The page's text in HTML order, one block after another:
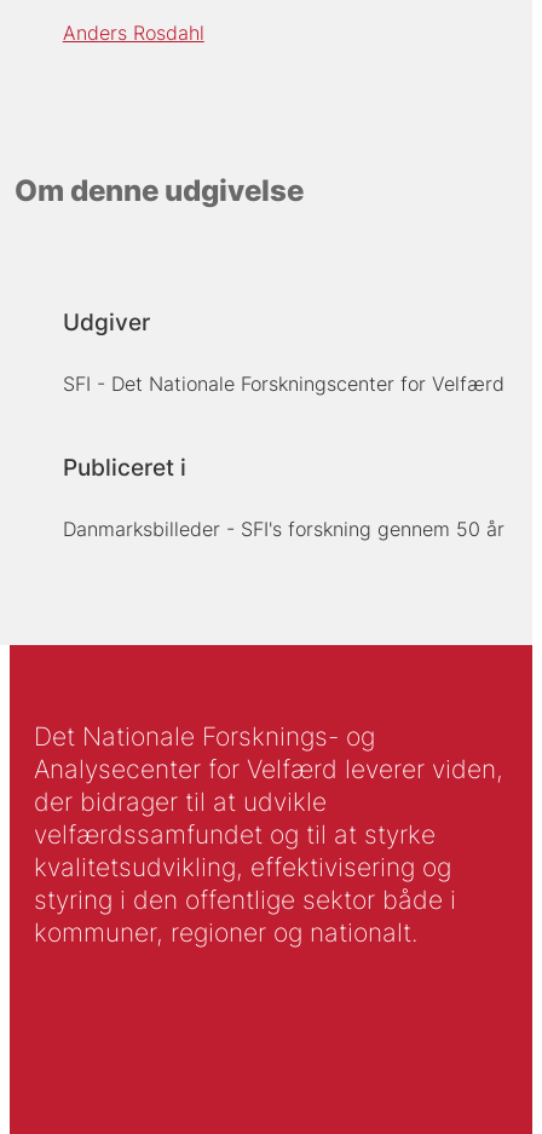
Anders Rosdahl
Om denne udgivelse
Udgiver
SFI - Det Nationale Forskningscenter for Velfærd
Publiceret i
Danmarksbilleder - SFI's forskning gennem 50 år
Det Nationale Forsknings- og
Analysecenter for Velfærd leverer viden,
der bidrager til at udvikle
velfærdssamfundet og til at styrke
kvalitetsudvikling, effektivisering og
styring i den offentlige sektor både i
kommuner, regioner og nationalt.